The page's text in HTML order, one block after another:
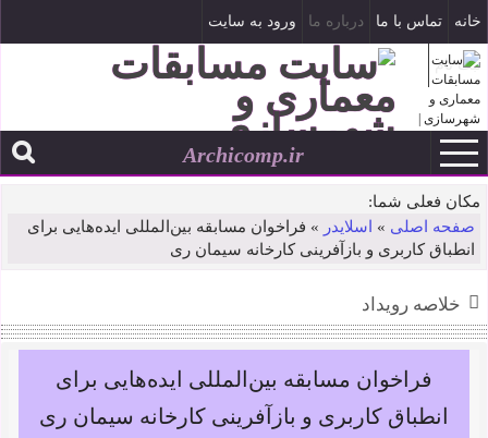
خانه تماس با ما درباره ما ورود به سایت
ثبت نام
۱۶ مرداد ۱۴۰۵Archicomp.ir
مکان فعلی شما:
صفحه اصلی » اسلایدر » فراخوان مسابقه بین‌المللی ایده‌هایی برای
انطباق کاربری و بازآفرینی کارخانه سیمان ری
خلاصه رویداد
فراخوان مسابقه بین‌المللی ایده‌هایی برای
انطباق کاربری و بازآفرینی کارخانه سیمان ری